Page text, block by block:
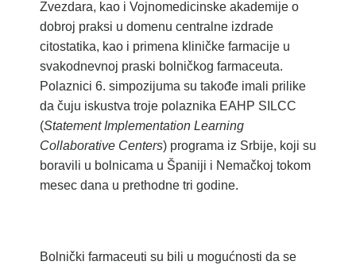
Zvezdara, kao i Vojnomedicinske akademije o
dobroj praksi u domenu centralne izdrade
citostatika, kao i primena kliničke farmacije u
svakodnevnoj praski bolničkog farmaceuta.
Polaznici 6. simpozijuma su takođe imali prilike
da čuju iskustva troje polaznika EAHP SILCC
(Statement Implementation Learning
Collaborative Centers) programa iz Srbije, koji su
boravili u bolnicama u Španiji i Nemačkoj tokom
mesec dana u prethodne tri godine.
Bolnički farmaceuti su bili u mogućnosti da se